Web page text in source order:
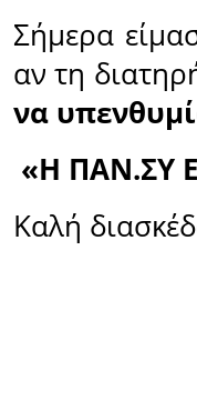
Σήμερα
αν τη
να
«Η ΠΑΝ.ΣΥ
Καλή